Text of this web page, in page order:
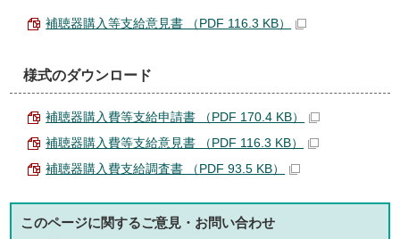
補聴器購入等支給意見書 （PDF 116.3 KB）
様式のダウンロード
補聴器購入費等支給申請書 （PDF 170.4 KB）
補聴器購入費等支給意見書 （PDF 116.3 KB）
補聴器購入費支給調査書 （PDF 93.5 KB）
このページに関するご意見・お問い合わせ